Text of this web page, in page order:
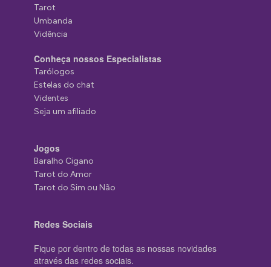
Tarot
Umbanda
Vidência
Conheça nossos Especialistas
Tarólogos
Estelas do chat
Videntes
Seja um afiliado
Jogos
Baralho Cigano
Tarot do Amor
Tarot do Sim ou Não
Redes Sociais
Fique por dentro de todas as nossas novidades
através das redes sociais.